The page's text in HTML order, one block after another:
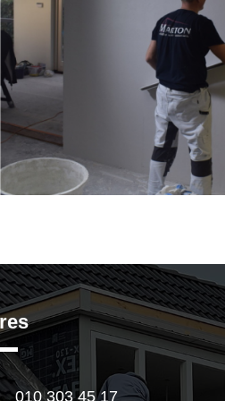
010 303 45 17